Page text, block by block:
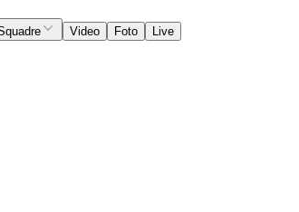
Video Foto
Live